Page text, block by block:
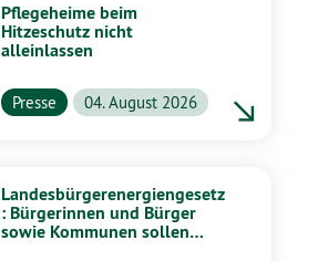
Pflegeheime beim
Hitzeschutz nicht
alleinlassen
Presse 04. August 2026
Landesbürgerenergiengesetz
: Bürgerinnen und Bürger
sowie Kommunen sollen